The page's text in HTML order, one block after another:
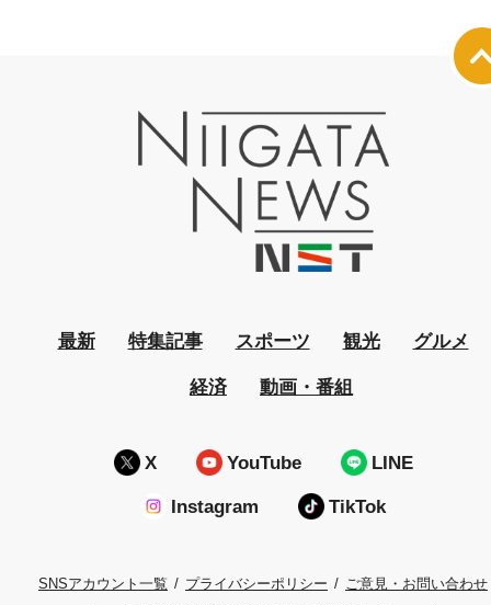
最新 特集記事 スポーツ 観光 グルメ
経済 動画・番組
X YouTube LINE
Instagram TikTok
SNSアカウント一覧 プライバシーポリシー ご意見・お問い合わせ